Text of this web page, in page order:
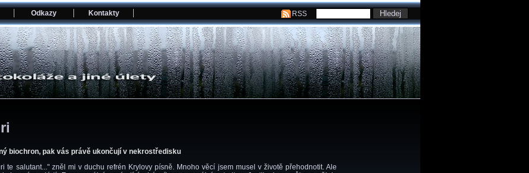
Odkazy Kontakty RSS
biochron, pak vás právě ukončují v nekrostředisku
te salutant..." zněl mi v duchu refrén Krylovy písně. Mnoho věcí jsem musel v životě přehodnotit. Ale